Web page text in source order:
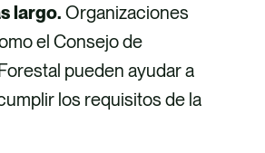
largo. Organizaciones
el Consejo de
pueden ayudar a
los requisitos de la